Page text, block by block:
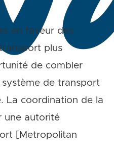
en faveur des
plus
de combler
système de transport
La coordination de la
une autorité
[Metropolitan